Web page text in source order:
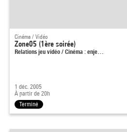
Cinéma / Vidéo
Zone05 (1ère soirée)
Relations jeu vidéo / Cinéma : enje…
1 déc. 2005
À partir de 20h
Terminé